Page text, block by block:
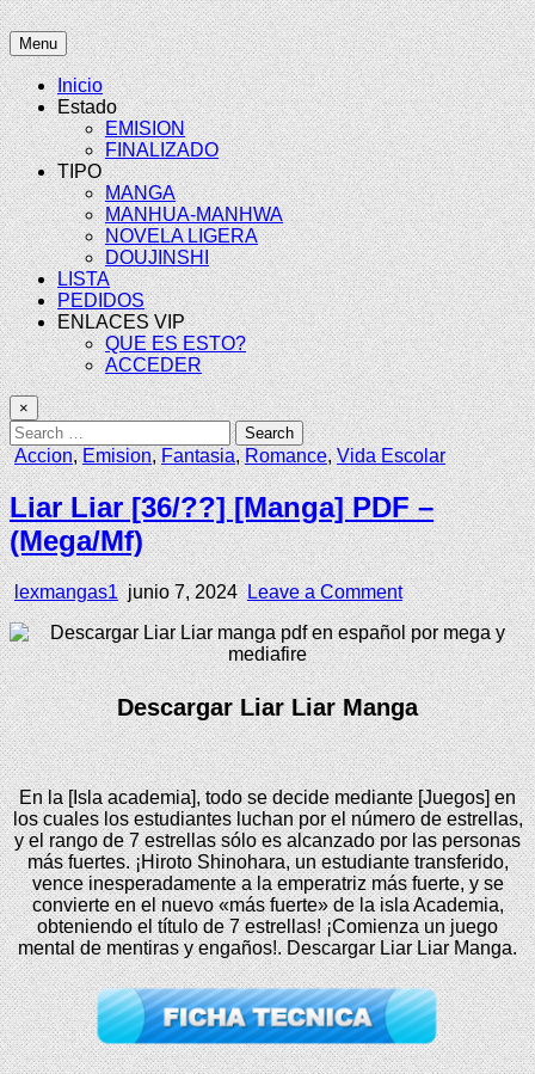
Skip
to
content
LexMangas
Descargar mangas en pdf por mega y mediafire
Menu
Inicio
Estado
EMISION
FINALIZADO
TIPO
MANGA
MANHUA-MANHWA
NOVELA LIGERA
DOUJINSHI
LISTA
PEDIDOS
ENLACES VIP
QUE ES ESTO?
ACCEDER
×
Search
for:
Posted
in
Accion,Emision,Fantasia,Romance,Vida Escolar
Liar Liar [36/??] [Manga] PDF –
(Mega/Mf)
Author:
lexmangas1 Published
Date:
junio 7, 2024 Leave a Commenton
Liar
Liar
[36/??]
[Manga]
PDF
–
(Mega/Mf)
Descargar Liar Liar Manga
En la [Isla academia], todo se decide mediante [Juegos] en
los cuales los estudiantes luchan por el número de estrellas,
y el rango de 7 estrellas sólo es alcanzado por las personas
más fuertes. ¡Hiroto Shinohara, un estudiante transferido,
vence inesperadamente a la emperatriz más fuerte, y se
convierte en el nuevo «más fuerte» de la isla Academia,
obteniendo el título de 7 estrellas! ¡Comienza un juego
mental de mentiras y engaños!. Descargar Liar Liar Manga.